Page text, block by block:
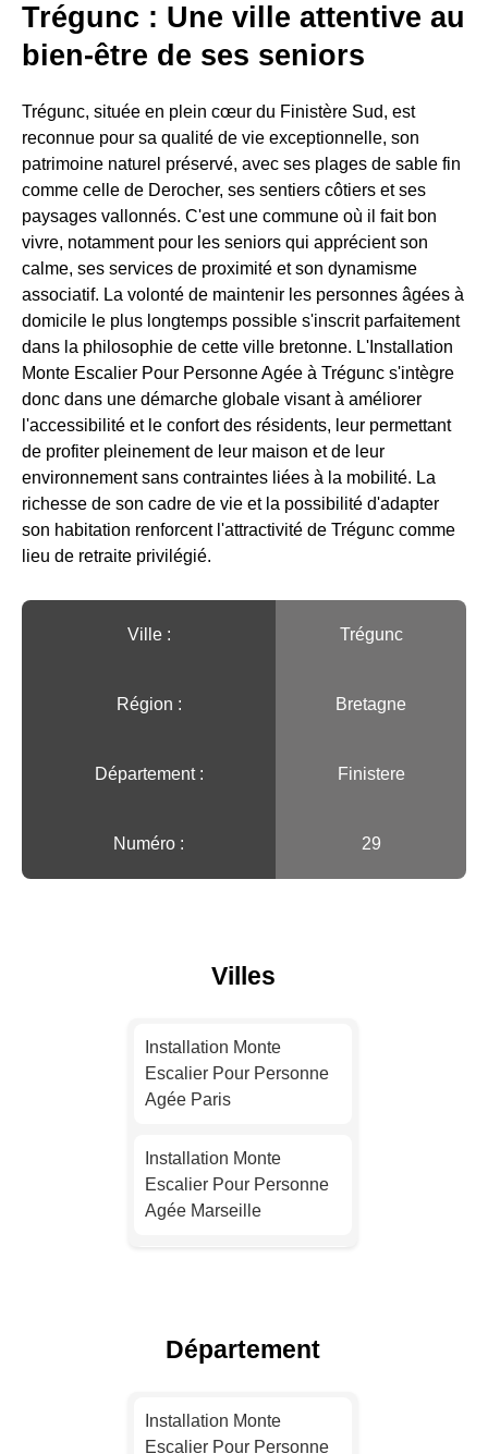
Trégunc : Une ville attentive au
bien-être de ses seniors
Trégunc, située en plein cœur du Finistère Sud, est
reconnue pour sa qualité de vie exceptionnelle, son
patrimoine naturel préservé, avec ses plages de sable fin
comme celle de Derocher, ses sentiers côtiers et ses
paysages vallonnés. C'est une commune où il fait bon
vivre, notamment pour les seniors qui apprécient son
calme, ses services de proximité et son dynamisme
associatif. La volonté de maintenir les personnes âgées à
domicile le plus longtemps possible s'inscrit parfaitement
dans la philosophie de cette ville bretonne. L'Installation
Monte Escalier Pour Personne Agée à Trégunc s'intègre
donc dans une démarche globale visant à améliorer
l'accessibilité et le confort des résidents, leur permettant
de profiter pleinement de leur maison et de leur
environnement sans contraintes liées à la mobilité. La
richesse de son cadre de vie et la possibilité d'adapter
son habitation renforcent l'attractivité de Trégunc comme
lieu de retraite privilégié.
Ville :️ Trégunc
Région :️ Bretagne
Département : Finistere
Numéro : 29
Villes
Installation Monte
Escalier Pour Personne
Agée Paris
Installation Monte
Escalier Pour Personne
Agée Marseille
Département
Installation Monte
Escalier Pour Personne